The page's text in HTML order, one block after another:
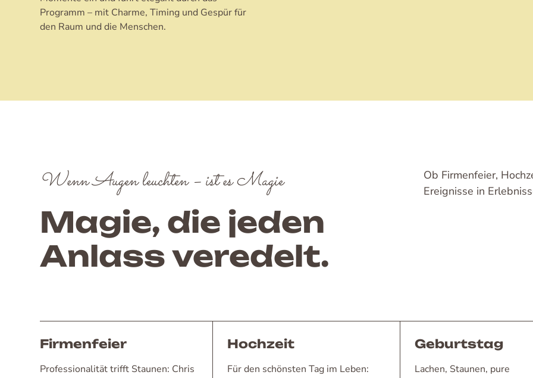
Programm – mit Charme, Timing und Gespür für
den Raum und die Menschen.
Wenn Augen leuchten – ist es Magie
Magie, die jeden
Anlass veredelt.
Ob Firmenfeier,
Ereignisse in
Firmenfeier
Professionalität trifft Staunen: Chris
Hochzeit
Für den schönsten Tag im Leben:
Geburtstag
Lachen, Staunen, pure